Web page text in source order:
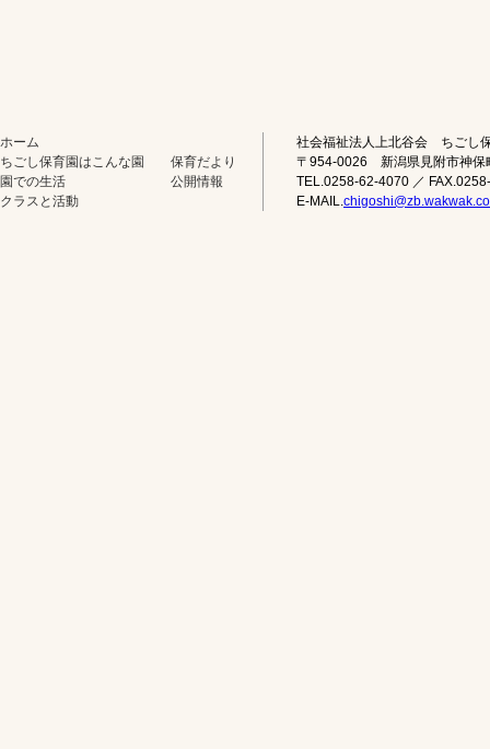
ホーム
ちごし保育園はこんな園
園での生活
クラスと活動
保育だより
公開情報
社会福祉法人上北谷会 ちごし
〒954-0026 新潟県見附市神保
TEL.0258-62-4070 ／
E-MAIL.